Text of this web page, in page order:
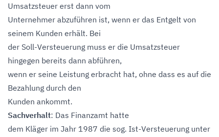
Umsatzsteuer erst dann vom
Unternehmer abzuführen ist, wenn er das Entgelt von
seinem Kunden erhält. Bei
der Soll-Versteuerung muss er die Umsatzsteuer
hingegen bereits dann abführen,
wenn er seine Leistung erbracht hat, ohne dass es auf die
Bezahlung durch den
Kunden ankommt.
Sachverhalt: Das Finanzamt hatte
dem Kläger im Jahr 1987 die sog. Ist-Versteuerung unter